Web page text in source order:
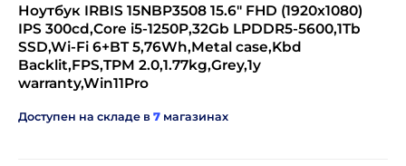
Ноутбук IRBIS 15NBP3508 15.6" FHD (1920x1080)
IPS 300cd,Core i5-1250P,32Gb LPDDR5-5600,1Tb
SSD,Wi-Fi 6+BT 5,76Wh,Metal case,Kbd
Backlit,FPS,TPM 2.0,1.77kg,Grey,1y
warranty,Win11Pro
Доступен на складе в 7 магазинах